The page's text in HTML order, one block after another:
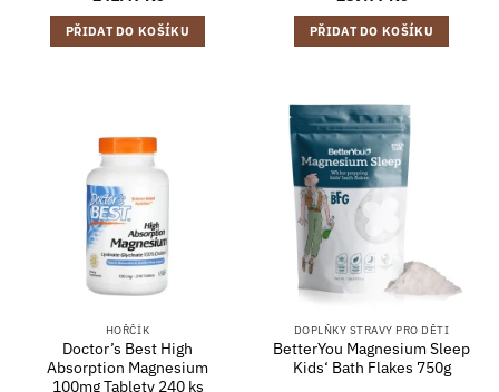
PŘIDAT DO KOŠÍKU PŘIDAT DO KOŠÍKU
HOŘČÍK
Doctor’s Best High
Absorption Magnesium
100mg Tablety 240 ks
DOPLŇKY STRAVY PRO DĚTI
BetterYou Magnesium Sleep
Kids‘ Bath Flakes 750g